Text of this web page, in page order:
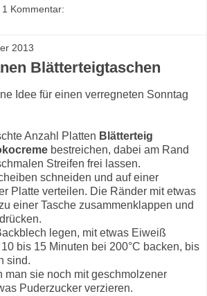
1 Kommentar:
2013
Blätterteigtaschen
Idee für einen verregneten Sonntag
Anzahl Platten Blätterteig
bestreichen, dabei am Rand
Streifen frei lassen.
schneiden und auf einer
Platte verteilen. Die Ränder mit etwas
einer Tasche zusammenklappen und
legen, mit etwas Eiweiß
bis 15 Minuten bei 200°C backen, bis
sind.
man sie noch mit geschmolzener
Puderzucker verzieren.